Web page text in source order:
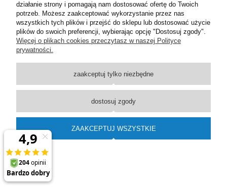
Płatności i dostawa
Informacje
pokaż pełną wersję strony
Sklep internetowy Shoper Premium
działanie strony i pomagają nam dostosować ofertę do Twoich
potrzeb. Możesz zaakceptować wykorzystanie przez nas
wszystkich tych plików i przejść do sklepu lub dostosować użycie
plików do swoich preferencji, wybierając opcję "Dostosuj zgody".
Więcej o plikach cookies przeczytasz w naszej Polityce
prywatności.
zaakceptuj tylko niezbędne
dostosuj zgody
ZAAKCEPTUJ WSZYSTKIE